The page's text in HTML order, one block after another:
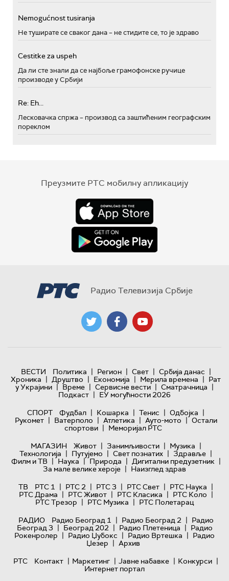
Nemogućnost tusiranja
Не туширате се сваког дана – не стидите се, то је здраво
Cestitke za uspeh
Да ли сте знали да се најбоље грамофонске ручице
производе у Србији
Re: Eh...
Лесковачка спржа – производ са заштићеним географским
пореклом
Преузмите РТС мобилну апликацију
Радио Телевизија Србије
ВЕСТИ Политика | Регион | Свет | Србија данас |
Хроника | Друштво | Економија | Мерила времена | Рат
у Украјини | Време | Сервисне вести | Сматрачница |
Подкаст | ЕУ могућности 2026
СПОРТ
Фудбал | Кошарка | Тенис | Одбојка |
Рукомет | Ватерполо | Атлетика | Ауто-мото | Остали
спортови | Меморијал РТС
МАГАЗИН
Живот | Занимљивости | Музика |
Технологијa | Путујемо | Свет познатих | Здравље |
Филм и ТВ | Наука | Природа | Дигитални предузетник |
За мале велике хероје | Наизглед здрав
ТВ
РТС 1 | РТС 2 | РТС 3 | РТС Свет | РТС Наука |
РТС Драма | РТС Живот | РТС Класика | РТС Коло |
РТС Трезор | РТС Музика | РТС Полетарац
РАДИО
Радио Београд 1 | Радио Београд 2 | Радио
Београд 3 | Београд 202 | Радио Плетеница | Радио
Рокенролер | Радио Џубокс | Радио Вртешка | Радио
Џезер | Архив
РТС
Контакт | Маркетинг | Јавне набавке | Конкурси |
Интернет портал